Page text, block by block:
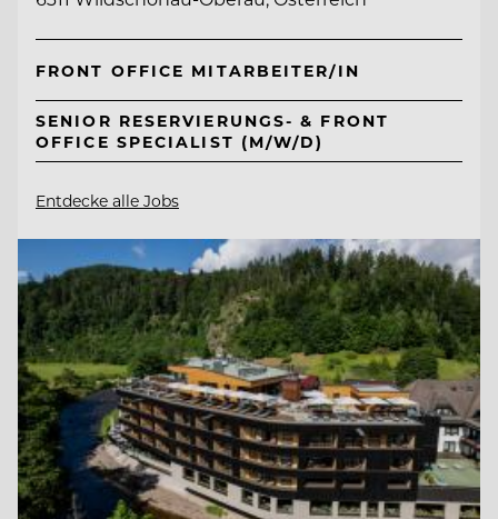
FRONT OFFICE MITARBEITER/IN
SENIOR RESERVIERUNGS- & FRONT
OFFICE SPECIALIST (M/W/D)
Entdecke alle Jobs